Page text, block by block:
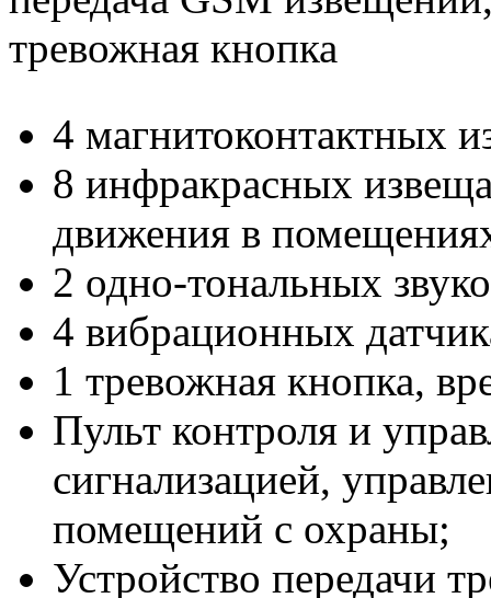
тревожная кнопка
4 магнитоконтактных
8 инфракрасных
движения в
2 одно-тональных
4 вибрационных
1 тревожная кнопка,
Пульт контроля и
сигнализацией,
помещений с охраны;
Устройство передачи